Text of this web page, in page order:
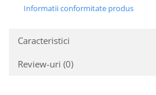
Informatii conformitate produs
Caracteristici
Review-uri (0)